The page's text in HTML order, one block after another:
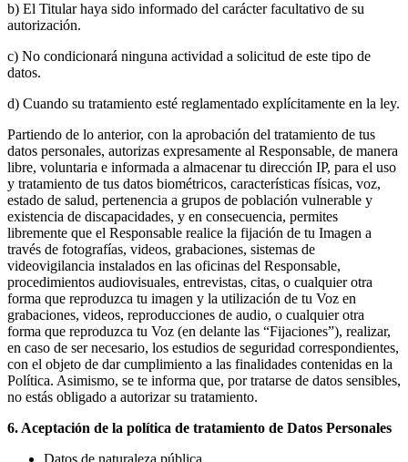
b) El Titular haya sido informado del carácter facultativo de su
autorización.
c) No condicionará ninguna actividad a solicitud de este tipo de
datos.
d) Cuando su tratamiento esté reglamentado explícitamente en la ley.
Partiendo de lo anterior, con la aprobación del tratamiento de tus
datos personales, autorizas expresamente al Responsable, de manera
libre, voluntaria e informada a almacenar tu dirección IP, para el uso
y tratamiento de tus datos biométricos, características físicas, voz,
estado de salud, pertenencia a grupos de población vulnerable y
existencia de discapacidades, y en consecuencia, permites
libremente que el Responsable realice la fijación de tu Imagen a
través de fotografías, videos, grabaciones, sistemas de
videovigilancia instalados en las oficinas del Responsable,
procedimientos audiovisuales, entrevistas, citas, o cualquier otra
forma que reproduzca tu imagen y la utilización de tu Voz en
grabaciones, videos, reproducciones de audio, o cualquier otra
forma que reproduzca tu Voz (en delante las “Fijaciones”), realizar,
en caso de ser necesario, los estudios de seguridad correspondientes,
con el objeto de dar cumplimiento a las finalidades contenidas en la
Política. Asimismo, se te informa que, por tratarse de datos sensibles,
no estás obligado a autorizar su tratamiento.
6. Aceptación de la política de tratamiento de Datos Personales
Datos de naturaleza pública.